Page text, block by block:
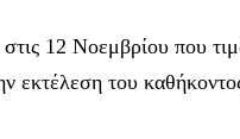
12 Νοεμβρίου που
εκτέλεση του